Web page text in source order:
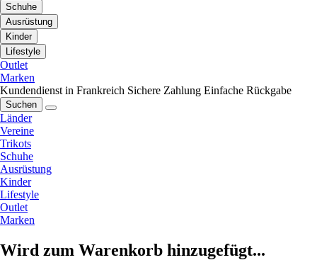
Schuhe
Ausrüstung
Kinder
Lifestyle
Outlet
Marken
Kundendienst in Frankreich Sichere Zahlung Einfache Rückgabe
Suchen
Länder
Vereine
Trikots
Schuhe
Ausrüstung
Kinder
Lifestyle
Outlet
Marken
Wird zum Warenkorb hinzugefügt...